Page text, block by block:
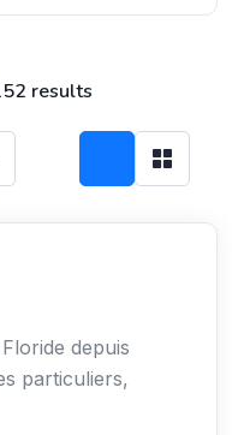
results
depuis
particuliers,